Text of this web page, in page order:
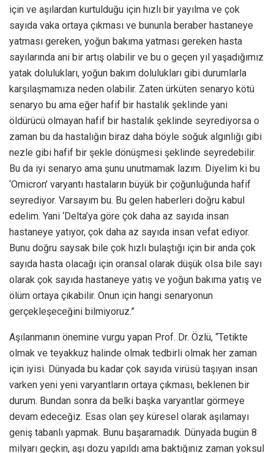
için ve aşılardan kurtulduğu için hızlı bir yayılma ve çok
sayıda vaka ortaya çıkması ve bununla beraber hastaneye
yatması gereken, yoğun bakıma yatması gereken hasta
sayılarında ani bir artış olabilir ve bu o geçen yıl yaşadığımız
yatak dolulukları, yoğun bakım dolulukları gibi durumlarla
karşılaşmamıza neden olabilir. Zaten ürküten senaryo kötü
senaryo bu ama eğer hafif bir hastalık şeklinde yani
öldürücü olmayan hafif bir hastalık şeklinde seyrediyorsa o
zaman bu da hastalığın biraz daha böyle soğuk algınlığı gibi
nezle gibi hafif bir şekle dönüşmesi şeklinde seyredebilir.
Bu da iyi senaryo ama şunu unutmamak lazım. Diyelim ki bu
‘Omicron’ varyantı hastaların büyük bir çoğunluğunda hafif
seyrediyor. Varsayım bu. Bu gelen haberleri doğru kabul
edelim. Yani ‘Delta’ya göre çok daha az sayıda insan
hastaneye yatıyor, çok daha az sayıda insan vefat ediyor.
Bunu doğru saysak bile çok hızlı bulaştığı için bir anda çok
sayıda hasta olacağı için oransal olarak düşük olsa bile sayı
olarak çok sayıda hastaneye yatış ve yoğun bakıma yatış ve
ölüm ortaya çıkabilir. Onun için hangi senaryonun
gerçekleşeceğini bilmiyoruz.”
Aşılanmanın önemine vurgu yapan Prof. Dr. Özlü, “Tetikte
olmak ve teyakkuz halinde olmak tedbirli olmak her zaman
için iyisi. Dünyada bu kadar çok sayıda virüsü taşıyan insan
varken yeni yeni varyantların ortaya çıkması, beklenen bir
durum. Bundan sonra da belki başka varyantlar görmeye
devam edeceğiz. Esas olan şey küresel olarak aşılamayı
geniş tabanlı yapmak. Bunu başaramadık. Dünyada bugün 8
milyarı geçkin, aşı dozu yapıldı ama baktığınız zaman yoksul